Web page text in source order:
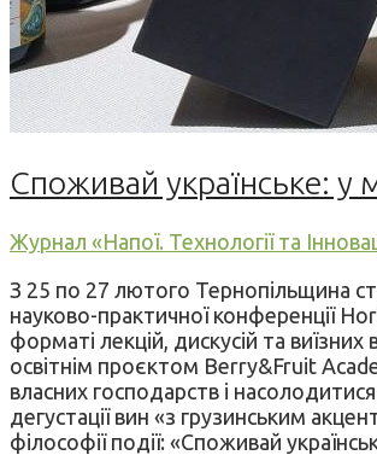
Споживай українське: у
Журнал «Напої. Технології та
З 25 по 27 лютого Тернопільщина
науково-практичної конференції
форматі лекцій, дискусій та
освітнім проєктом Berry&Fruit
власних господарств і
дегустації вин «з грузинським
філософії події: «Споживай